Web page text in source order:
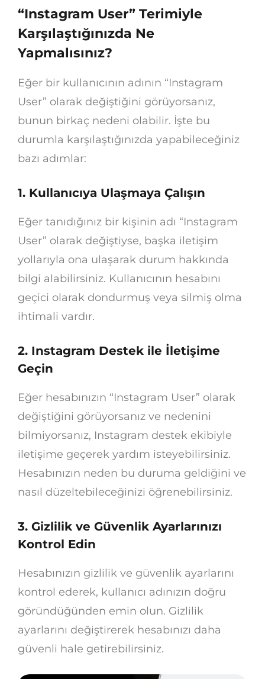
“Instagram User” Terimiyle
Karşılaştığınızda Ne
Yapmalısınız?
Eğer bir kullanıcının adının “Instagram
User” olarak değiştiğini görüyorsanız,
bunun birkaç nedeni olabilir. İşte bu
durumla karşılaştığınızda yapabileceğiniz
bazı adımlar:
1. Kullanıcıya Ulaşmaya Çalışın
Eğer tanıdığınız bir kişinin adı “Instagram
User” olarak değiştiyse, başka iletişim
yollarıyla ona ulaşarak durum hakkında
bilgi alabilirsiniz. Kullanıcının hesabını
geçici olarak dondurmuş veya silmiş olma
ihtimali vardır.
2. Instagram Destek ile İletişime
Geçin
Eğer hesabınızın “Instagram User” olarak
değiştiğini görüyorsanız ve nedenini
bilmiyorsanız, Instagram destek ekibiyle
iletişime geçerek yardım isteyebilirsiniz.
Hesabınızın neden bu duruma geldiğini ve
nasıl düzeltebileceğinizi öğrenebilirsiniz.
3. Gizlilik ve Güvenlik Ayarlarınızı
Kontrol Edin
Hesabınızın gizlilik ve güvenlik ayarlarını
kontrol ederek, kullanıcı adınızın doğru
göründüğünden emin olun. Gizlilik
ayarlarını değiştirerek hesabınızı daha
güvenli hale getirebilirsiniz.